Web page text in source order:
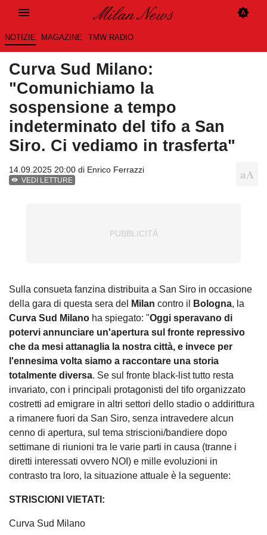
NOTIZIE MAGAZINE TMW RADIO
Curva Sud Milano:
"Comunichiamo la
sospensione a tempo
indeterminato del tifo a San
Siro. Ci vediamo in trasferta"
14.09.2025 20:00 di Enrico Ferrazzi
VEDI LETTURE
Sulla consueta fanzina distribuita a San Siro in occasione
della gara di questa sera del
Milan contro il Bologna, la
Curva Sud Milano ha spiegato: "Oggi speravano di
potervi annunciare un'apertura sul fronte repressivo
che da mesi attanaglia la nostra città, e invece per
l'ennesima volta siamo a raccontare una storia
totalmente diversa. Se sul fronte black-list tutto resta
invariato, con i principali protagonisti del tifo organizzato
costretti ad emigrare in altri settori dello stadio o addirittura
a rimanere fuori da San Siro, senza intravedere alcun
cenno di apertura, sul tema striscioni/bandiere dopo
settimane di riunioni tra le varie parti in causa (tranne i
diretti interessati ovvero NOI) e mille evoluzioni in
contrasto tra loro, la situazione attuale è la seguente:
STRISCIONI VIETATI:
Curva Sud Milano